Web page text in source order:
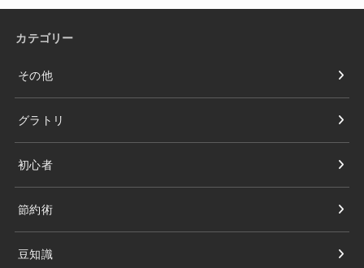
カテゴリー
その他
グラトリ
初心者
節約術
豆知識